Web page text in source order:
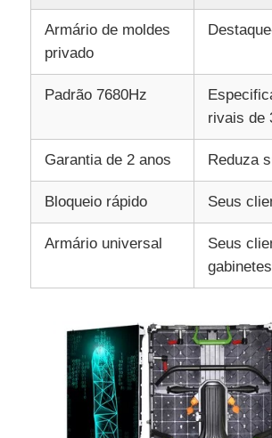
Armário de moldes
privado
Padrão 7680Hz
rivais de
Garantia de 2 anos Reduza
Bloqueio rápido Seus
Armário universal
Seus
gabinetes